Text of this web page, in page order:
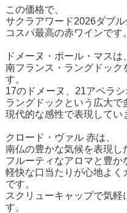
この価格で、
サクラアワード2026ダブル
コスパ最高の赤ワインです。
ドメーヌ・ポール・マスは、
南フランス・ラングドッ
す。
17のドメーヌ、21アペラ
ラングドックという広大で
現代的な感性で表現してい
クロード・ヴァル 赤は、
南仏の豊かな気候を表現し
フルーティなアロマと豊か
軽快な口当たりが心地よく
です。
スクリューキャップで気
す。